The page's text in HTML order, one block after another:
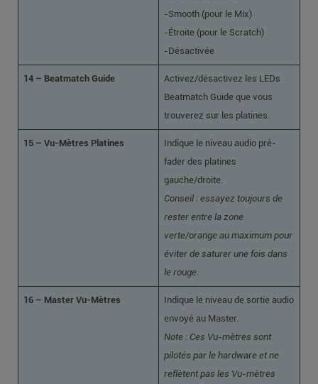
-Smooth (pour le Mix)
-Étroite (pour le Scratch)
-Désactivée
14 – Beatmatch Guide
Activez/désactivez les LEDs
Beatmatch Guide que vous
trouverez sur les platines.
15 – Vu-Mètres Platines
Indique le niveau audio pré-
fader des platines
gauche/droite.
Conseil : essayez toujours de
rester entre la zone
verte/orange au maximum pour
éviter de saturer une fois dans
le rouge.
16 – Master Vu-Mètres
Indique le niveau de sortie audio
envoyé au Master.
Note : Ces Vu-mètres sont
pilotés par le hardware et ne
reflètent pas les Vu-mètres